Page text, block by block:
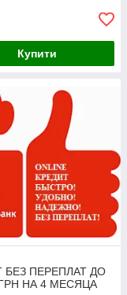
Купити
БЕЗ ПЕРЕПЛАТ ДО
НА 4 МЕСЯЦА